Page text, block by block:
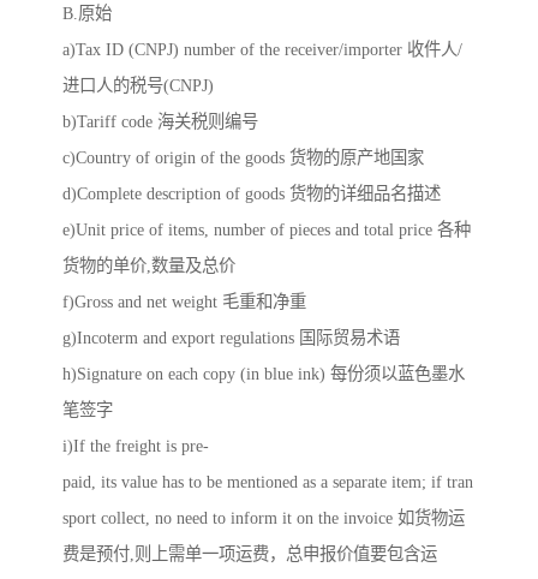
B.原始
a)Tax ID (CNPJ) number of the receiver/importer 收件人/
进口人的税号(CNPJ)
b)Tariff code 海关税则编号
c)Country of origin of the goods 货物的原产地国家
d)Complete description of goods 货物的详细品名描述
e)Unit price of items, number of pieces and total price 各种
货物的单价,数量及总价
f)Gross and net weight 毛重和净重
g)Incoterm and export regulations 国际贸易术语
h)Signature on each copy (in blue ink) 每份须以蓝色墨水
笔签字
i)If the freight is pre-
paid, its value has to be mentioned as a separate item; if tran
sport collect, no need to inform it on the invoice 如货物运
费是预付,则上需单一项运费，总申报价值要包含运